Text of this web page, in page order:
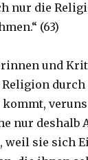
nur die
(63)
und
Religion
kommt,
nur deshalb
weil sie sich